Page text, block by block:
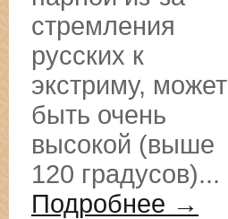
стремления
русских к
экстриму, может
быть очень
высокой (выше
120 градусов)...
Подробнее →